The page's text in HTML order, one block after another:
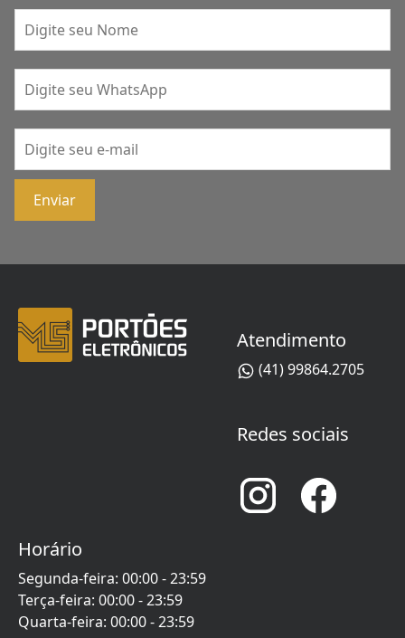
Enviar
Atendimento
(41) 99864.2705
Redes sociais
Horário
Segunda-feira: 00:00-23:59
Terça-feira: 00:00-23:59
Quarta-feira: 00:00-23:59